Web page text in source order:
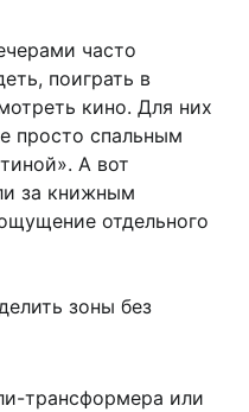
часто
поиграть в
кино. Для них
просто спальным
А вот
за книжным
отдельного
зоны без
трансформера или